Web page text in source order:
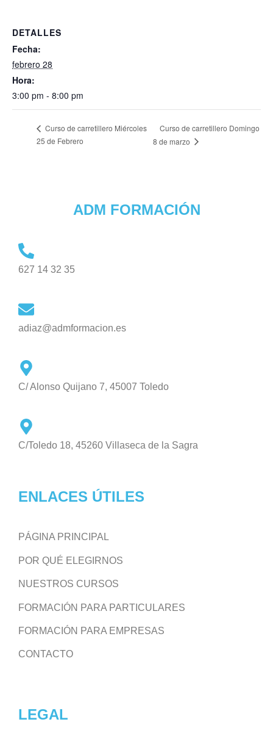
DETALLES
Fecha:
febrero 28
Hora:
3:00 pm - 8:00 pm
Curso de carretillero Miércoles
25 de Febrero
Curso de carretillero Domingo
8 de marzo
ADM FORMACIÓN
627 14 32 35
adiaz@admformacion.es
C/ Alonso Quijano 7, 45007 Toledo
C/Toledo 18, 45260 Villaseca de la Sagra
ENLACES ÚTILES
PÁGINA PRINCIPAL
POR QUÉ ELEGIRNOS
NUESTROS CURSOS
FORMACIÓN PARA PARTICULARES
FORMACIÓN PARA EMPRESAS
CONTACTO
LEGAL